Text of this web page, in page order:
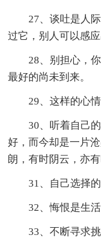
27、谈吐是人际
过它，别人可以感
28、别担心，你
最好的尚未到来。
29、这样的心情
30、听着自己的
好，而今却是一片
朗，有时阴云，亦有
31、自己选择的
32、悔恨是生活
33、不断寻求挑